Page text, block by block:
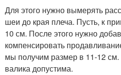
Для этого нужно вымерять
шеи до края плеча. Пусть, к
10 см. После этого нужно
компенсировать
мы получим размер в 11-12
валика допустима.